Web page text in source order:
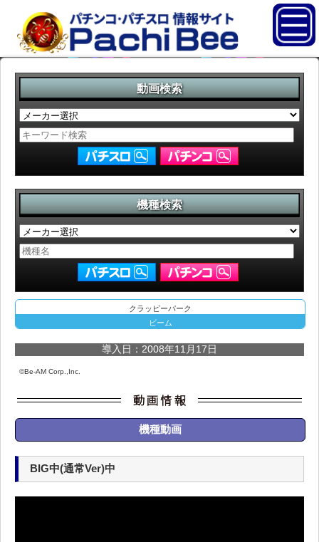
動画検索
機種検索
クラッピーパーク
ビーム
導入日：2008年11月17日
©Be-AM Corp.,Inc.
機種動画
BIG中(通常Ver)中